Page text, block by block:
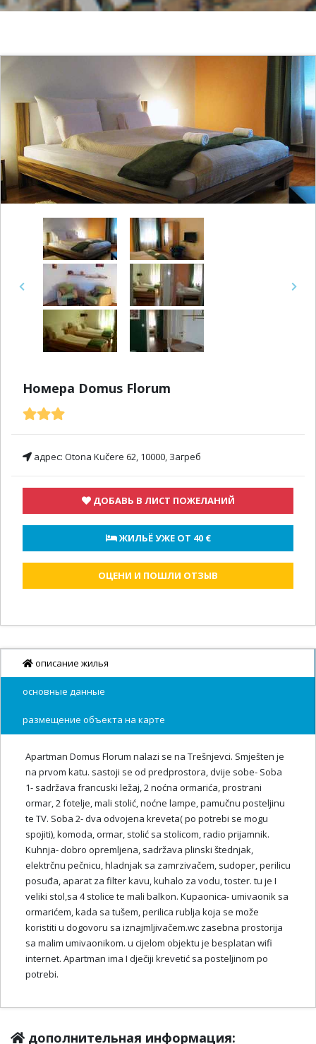
Previous Next
Номера Domus Florum
адрес: Otona Kučere 62, 10000, Загреб
ДОБАВЬ В ЛИСТ ПОЖЕЛАНИЙ
ЖИЛЬЁ УЖЕ ОТ 40 €
ОЦЕНИ И ПОШЛИ ОТЗЫВ
описание жилья
основные данные
размещение объекта на карте
Apartman Domus Florum nalazi se na Trešnjevci. Smješten je
na prvom katu. sastoji se od predprostora, dvije sobe- Soba
1- sadržava francuski ležaj, 2 noćna ormarića, prostrani
ormar, 2 fotelje, mali stolić, noćne lampe, pamučnu posteljinu
te TV. Soba 2- dva odvojena kreveta( po potrebi se mogu
spojiti), komoda, ormar, stolić sa stolicom, radio prijamnik.
Kuhnja- dobro opremljena, sadržava plinski štednjak,
elektrčnu pečnicu, hladnjak sa zamrzivačem, sudoper, perilicu
posuđa, aparat za filter kavu, kuhalo za vodu, toster. tu je I
veliki stol,sa 4 stolice te mali balkon. Kupaonica- umivaonik sa
ormarićem, kada sa tušem, perilica rublja koja se može
koristiti u dogovoru sa iznajmljivačem.wc zasebna prostorija
sa malim umivaonikom. u cijelom objektu je besplatan wifi
internet. Apartman ima I dječiji krevetić sa posteljinom po
potrebi.
дополнительная информация: